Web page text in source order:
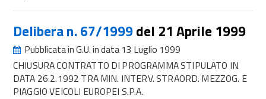
Delibera n. 67/1999del 21 Aprile 1999
Pubblicata in G.U. in data 13 Luglio 1999
CHIUSURA CONTRATTO DI PROGRAMMA STIPULATO IN
DATA 26.2.1992 TRA MIN. INTERV. STRAORD. MEZZOG. E
PIAGGIO VEICOLI EUROPEI S.P.A.